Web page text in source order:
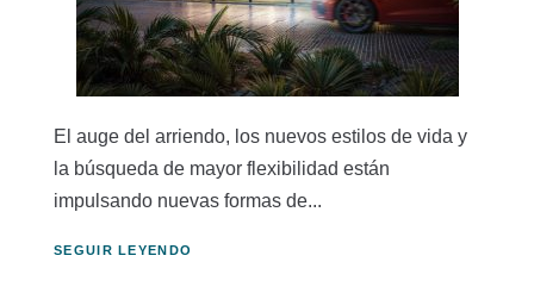
El auge del arriendo, los nuevos estilos de vida y
la búsqueda de mayor flexibilidad están
impulsando nuevas formas de...
SEGUIR LEYENDO